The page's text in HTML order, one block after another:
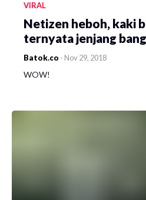
VIRAL
Netizen heboh, kaki
ternyata jenjang
Batok.co - Nov 29, 2018
WOW!